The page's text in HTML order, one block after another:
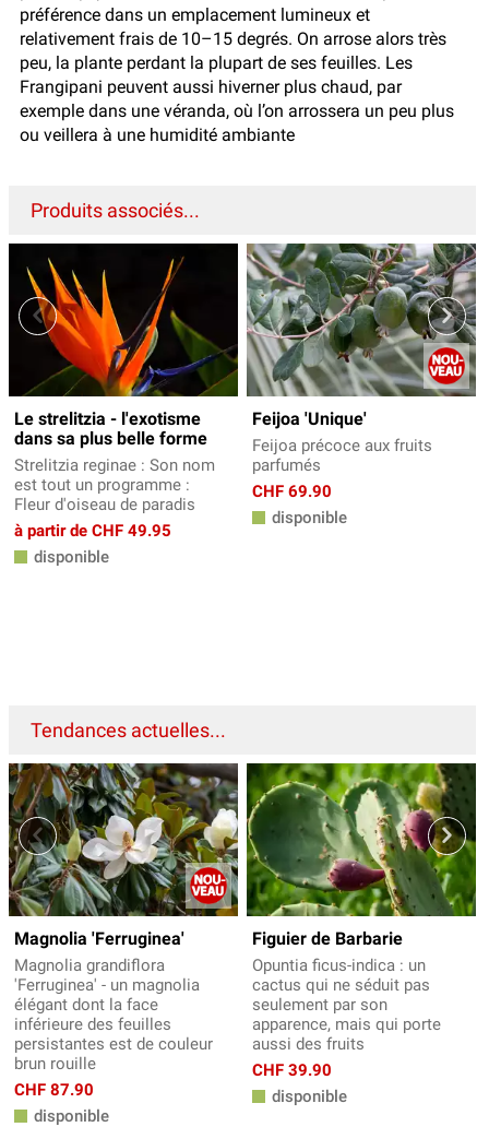
préférence dans un emplacement lumineux et
relativement frais de 10–15 degrés. On arrose alors très
peu, la plante perdant la plupart de ses feuilles. Les
Frangipani peuvent aussi hiverner plus chaud, par
exemple dans une véranda, où l’on arrossera un peu plus
ou veillera à une humidité ambiante
Produits associés...
Le strelitzia - l'exotisme
dans sa plus belle forme
Strelitzia reginae : Son nom
est tout un programme :
Fleur d'oiseau de paradis
à partir de CHF 49.95
disponible
Feijoa 'Unique'
Feijoa précoce aux fruits
parfumés
CHF 69.90
disponible
Tendances actuelles...
Magnolia 'Ferruginea'
Magnolia grandiflora
'Ferruginea' - un magnolia
élégant dont la face
inférieure des feuilles
persistantes est de couleur
brun rouille
CHF 87.90
disponible
Figuier de Barbarie
Opuntia ficus-indica : un
cactus qui ne séduit pas
seulement par son
apparence, mais qui porte
aussi des fruits
CHF 39.90
disponible